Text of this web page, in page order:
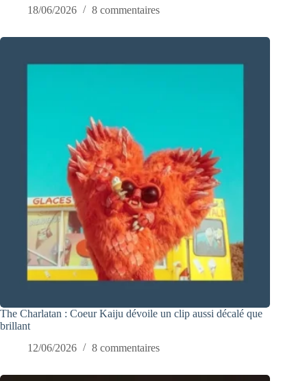
18/06/2026
8 commentaires
The Charlatan : Coeur Kaiju dévoile un clip aussi décalé que
brillant
12/06/2026
8 commentaires